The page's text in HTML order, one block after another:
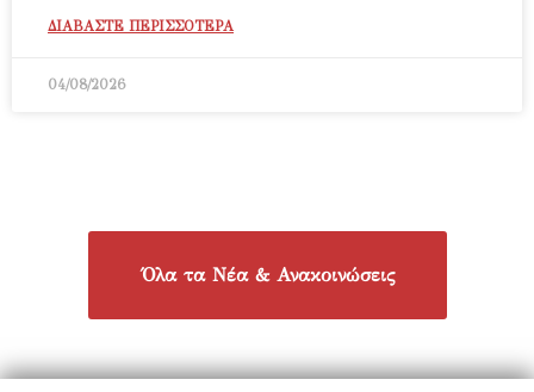
ΔΙΑΒΑΣΤΕ ΠΕΡΙΣΣΟΤΕΡΑ
04/08/2026
Όλα τα Νέα & Ανακοινώσεις